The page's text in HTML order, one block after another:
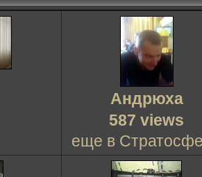
Андрюха
587 views
еще в